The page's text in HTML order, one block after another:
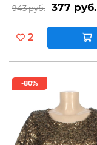
943 руб. 377 руб.
2
-80%